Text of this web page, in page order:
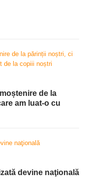
de la
am luat-o cu
devine naţională